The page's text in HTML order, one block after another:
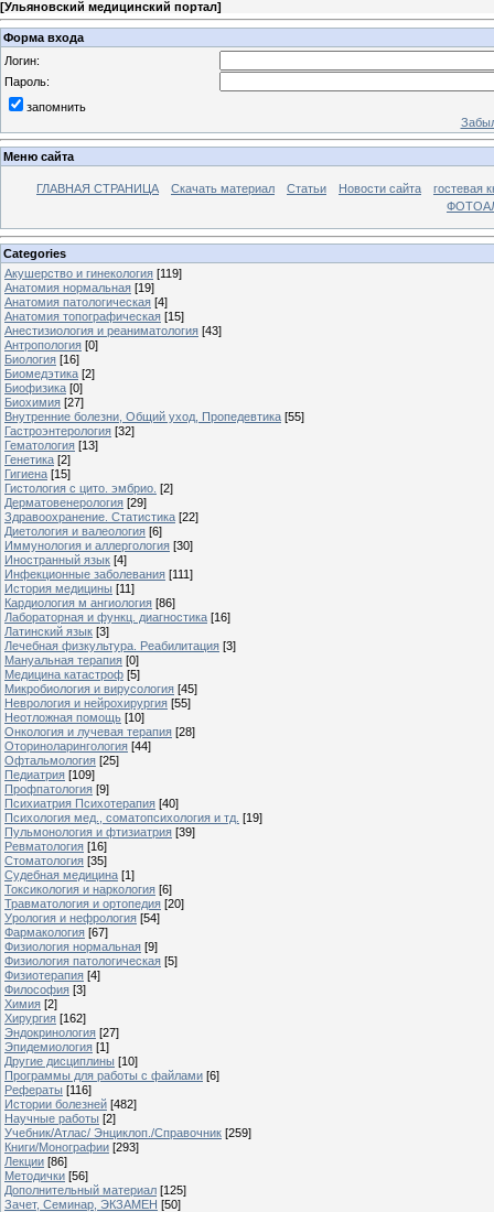
[Ульяновский медицинский портал]
Форма входа
Логин:
Пароль:
запомнить
Меню сайта
ГЛАВНАЯ СТРАНИЦА Скачать материал Статьи Новости сайта
гостевая
Categories
Акушерство и гинекология [119]
Анатомия нормальная [19]
Анатомия патологическая [4]
Анатомия топографическая [15]
Анестизиология и реаниматология [43]
Антропология [0]
Биология [16]
Биомедэтика [2]
Биофизика [0]
Биохимия [27]
Внутренние болезни, Общий уход, Пропедевтика [55]
Гастроэнтерология [32]
Гематология [13]
Генетика [2]
Гигиена [15]
Гистология с цито. эмбрио. [2]
Дерматовенерология [29]
Здравоохранение. Статистика [22]
Диетология и валеология [6]
Иммунология и аллергология [30]
Иностранный язык [4]
Инфекционные заболевания [111]
История медицины [11]
Кардиология м ангиология [86]
Лабораторная и функц. диагностика [16]
Латинский язык [3]
Лечебная физкультура. Реабилитация [3]
Мануальная терапия [0]
Медицина катастроф [5]
Микробиология и вирусология [45]
Неврология и нейрохирургия [55]
Неотложная помощь [10]
Онкология и лучевая терапия [28]
Оториноларингология [44]
Офтальмология [25]
Педиатрия [109]
Профпатология [9]
Психиатрия Психотерапия [40]
Психология мед., соматопсихология и тд. [19]
Пульмонология и фтизиатрия [39]
Ревматология [16]
Стоматология [35]
Судебная медицина [1]
Токсикология и наркология [6]
Травматология и ортопедия [20]
Урология и нефрология [54]
Фармакология [67]
Физиология нормальная [9]
Физиология патологическая [5]
Физиотерапия [4]
Философия [3]
Химия [2]
Хирургия [162]
Эндокринология [27]
Эпидемиология [1]
Другие дисциплины [10]
Программы для работы с файлами [6]
Рефераты [116]
Истории болезней [482]
Научные работы [2]
Учебник/Атлас/ Энциклоп./Справочник [259]
Книги/Монографии [293]
Лекции [86]
Методички [56]
Дополнительный материал [125]
Зачет, Семинар, ЭКЗАМЕН [50]